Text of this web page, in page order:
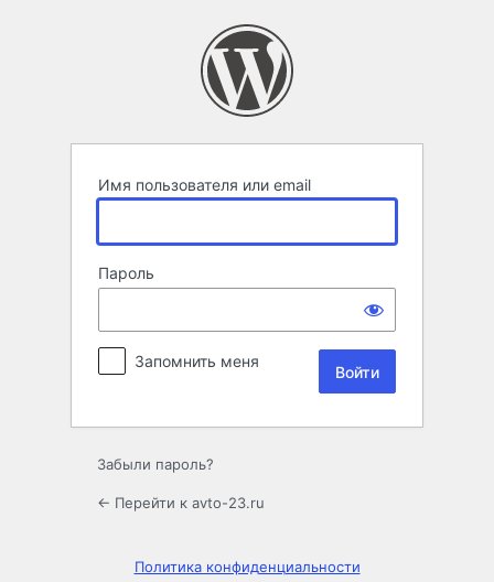
Имя пользователя или email
Пароль
Запомнить меня
Забыли пароль?
← Перейти к avto-23.ru
Политика конфиденциальности